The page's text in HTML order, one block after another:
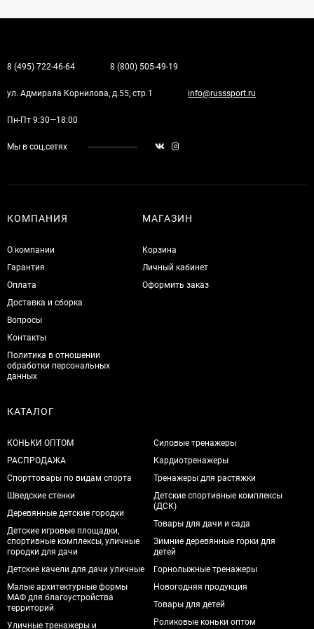
8 (495) 722-46-64 8 (800) 505-49-19
ул. Адмирала Корнилова, д.55, стр.1 info@russsport.ru
Пн-Пт 9:30—18:00
Мы в соц.сетях
КОМПАНИЯ
О компании
Гарантия
Оплата
Доставка и сборка
Вопросы
Контакты
Политика в отношении
обработки персональных
данных
МАГАЗИН
Корзина
Личный кабинет
Оформить заказ
КАТАЛОГ
КОНЬКИ ОПТОМ
РАСПРОДАЖА
Спорттовары по видам спорта
Шведские стенки
Деревянные детские городки
Детские игровые площадки,
спортивные комплексы, уличные
городки для дачи
Детские качели для дачи уличные
Малые архитектурные формы
МАФ для благоустройства
территорий
Уличные тренажеры и
Силовые тренажеры
Кардиотренажеры
Тренажеры для растяжки
Детские спортивные комплексы
(ДСК)
Товары для дачи и сада
Зимние деревянные горки для
детей
Горнолыжные тренажеры
Новогодняя продукция
Товары для детей
Роликовые коньки оптом